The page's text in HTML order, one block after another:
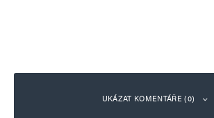
UKÁZAT KOMENTÁŘE (0)